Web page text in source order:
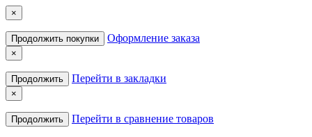
×
Продолжить покупки Оформление заказа
×
Продолжить Перейти в закладки
×
Продолжить Перейти в сравнение товаров